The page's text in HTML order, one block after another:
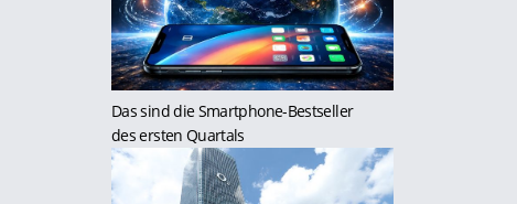
Das sind die Smartphone-Bestseller
des ersten Quartals